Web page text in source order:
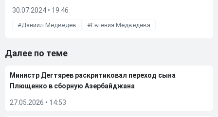
30.07.2024 • 19:46
Даниил Медведев Евгения Медведева
Далее по теме
Министр Дегтярев раскритиковал переход сына
Плющенко в сборную Азербайджана
27.05.2026 • 14:53